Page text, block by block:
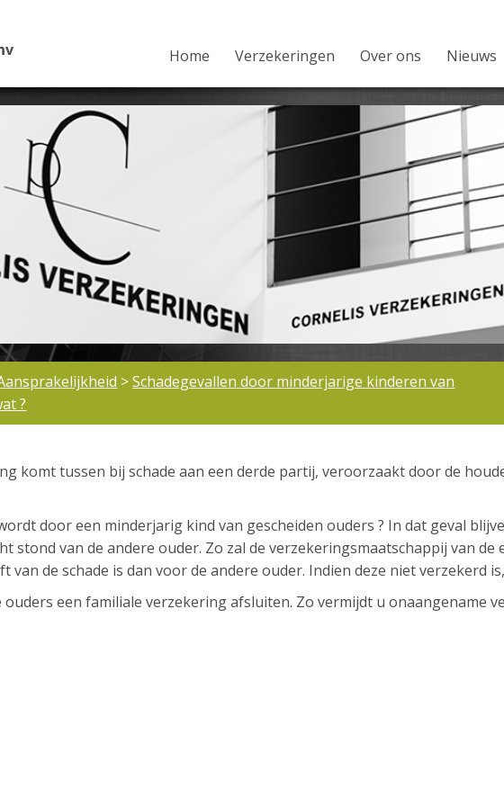
Home Verzekeringen Over ons Nieuws
>Schadegevallen door minderjarige kinderen van
?
komt tussen bij schade aan een derde partij, veroorzaakt door de
door een minderjarig kind van gescheiden ouders ? In dat geval
stond van de andere ouder. Zo zal de verzekeringsmaatschappij van
van de schade is dan voor de andere ouder. Indien deze niet verzekerd
een familiale verzekering afsluiten. Zo vermijdt u onaangename